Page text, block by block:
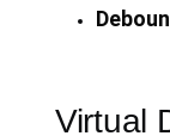
Virtual